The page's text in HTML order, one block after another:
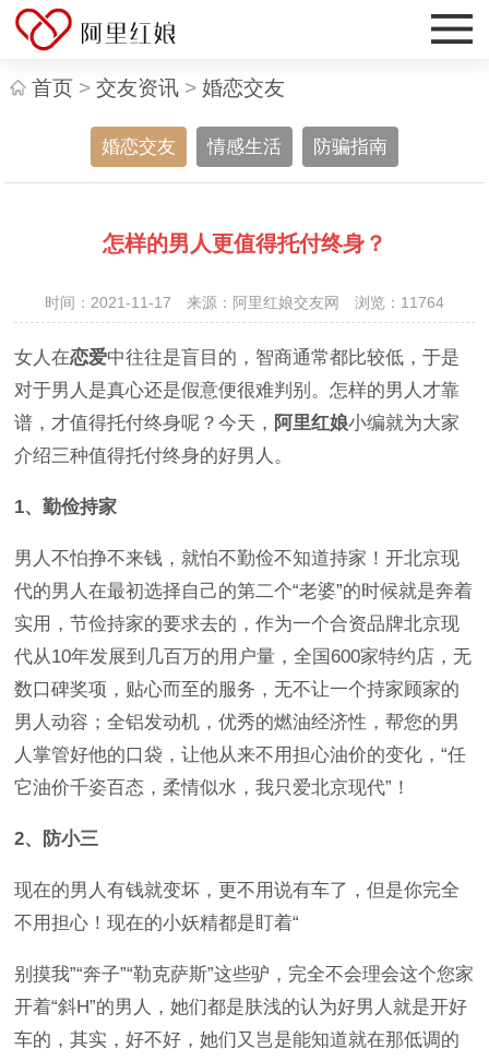
首页> 交友资讯> 婚恋交友
婚恋交友 情感生活 防骗指南
怎样的男人更值得托付终身？
时间：2021-11-17 来源：阿里红娘交友网 浏览： 11764
女人在恋爱中往往是盲目的，智商通常都比较低，于是
对于男人是真心还是假意便很难判别。怎样的男人才靠
谱，才值得托付终身呢？今天， 阿里红娘小编就为大家
介绍三种值得托付终身的好男人。
1、勤俭持家
男人不怕挣不来钱，就怕不勤俭不知道持家！开北京现
代的男人在最初选择自己的第二个“老婆”的时候就是奔着
实用，节俭持家的要求去的，作为一个合资品牌北京现
代从10年发展到几百万的用户量，全国600家特约店，无
数口碑奖项，贴心而至的服务，无不让一个持家顾家的
男人动容；全铝发动机，优秀的燃油经济性，帮您的男
人掌管好他的口袋，让他从来不用担心油价的变化，“任
它油价千姿百态，柔情似水，我只爱北京现代”！
2、防小三
现在的男人有钱就变坏，更不用说有车了，但是你完全
不用担心！现在的小妖精都是盯着“
别摸我”“奔子”“勒克萨斯”这些驴，完全不会理会这个您家
开着“斜H”的男人，她们都是肤浅的认为好男人就是开好
车的，其实，好不好，她们又岂是能知道就在那低调的